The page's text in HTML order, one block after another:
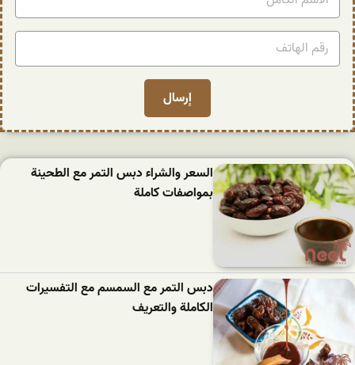
السعر والشراء دبس التمر مع الطحينة
بمواصفات كاملة
دبس التمر مع السمسم مع التفسيرات
الكاملة والتعريف